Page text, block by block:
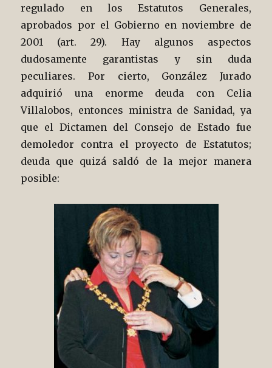
regulado en los Estatutos Generales,
aprobados por el Gobierno en noviembre de
2001 (art. 29). Hay algunos aspectos
dudosamente garantistas y sin duda
peculiares. Por cierto, González Jurado
adquirió una enorme deuda con Celia
Villalobos, entonces ministra de Sanidad, ya
que el Dictamen del Consejo de Estado fue
demoledor contra el proyecto de Estatutos;
deuda que quizá saldó de la mejor manera
posible: